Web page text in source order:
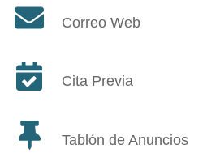
Correo Web
Cita Previa
Tablón de Anuncios